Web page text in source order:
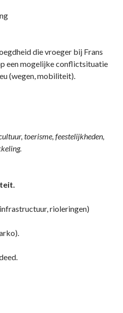
die vroeger bij Frans
een mogelijke conflictsituatie
(wegen, mobiliteit).
toerisme, feestelijkheden,
rioleringen)